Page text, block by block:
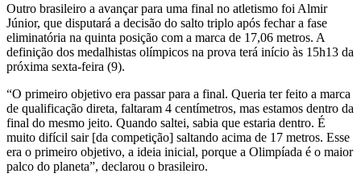
Outro brasileiro a avançar para uma final no atletismo foi Almir
Júnior, que disputará a decisão do salto triplo após fechar a fase
eliminatória na quinta posição com a marca de 17,06 metros. A
definição dos medalhistas olímpicos na prova terá início às 15h13 da
próxima sexta-feira (9).
“O primeiro objetivo era passar para a final. Queria ter feito a marca
de qualificação direta, faltaram 4 centímetros, mas estamos dentro da
final do mesmo jeito. Quando saltei, sabia que estaria dentro. É
muito difícil sair [da competição] saltando acima de 17 metros. Esse
era o primeiro objetivo, a ideia inicial, porque a Olimpíada é o maior
palco do planeta”, declarou o brasileiro.